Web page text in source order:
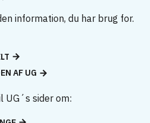
information, du har brug for.
AF UG
UG´s sider om: